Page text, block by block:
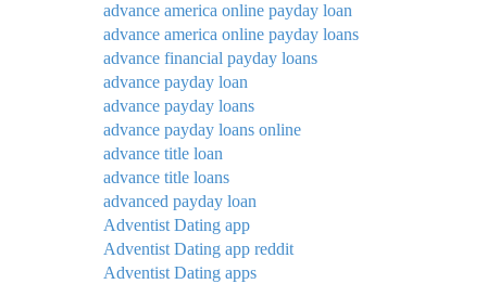
advance america online payday loan
advance america online payday loans
advance financial payday loans
advance payday loan
advance payday loans
advance payday loans online
advance title loan
advance title loans
advanced payday loan
Adventist Dating app
Adventist Dating app reddit
Adventist Dating apps